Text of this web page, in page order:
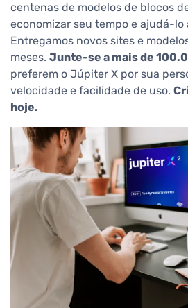
centenas de modelos de blocos
economizar seu tempo e ajudá-lo
Entregamos novos sites e
meses. Junte-se a mais de
preferem o Júpiter X por sua
velocidade e facilidade de uso.
hoje.